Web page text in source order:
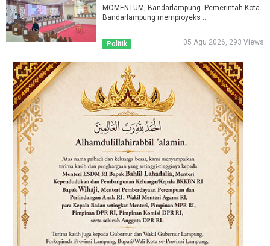
MOMENTUM, Bandarlampung--Pemerintah Kota
Bandarlampung memproyeks ...
Politik 05 Agu 2026, 293 Views